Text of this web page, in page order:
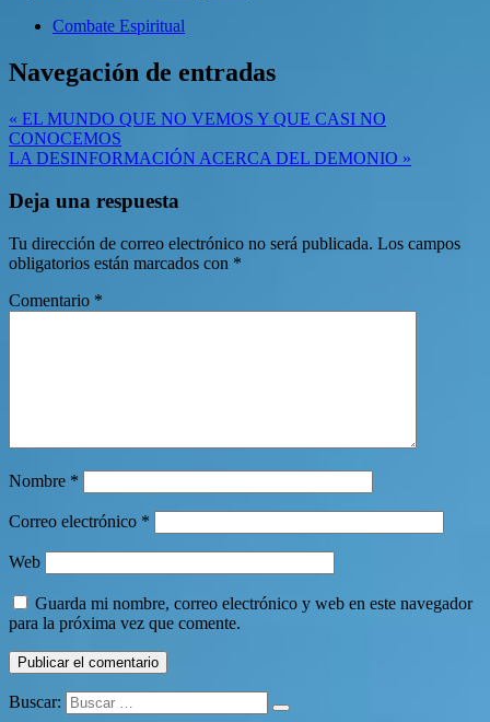
Combate Espiritual
Navegación de entradas
« EL MUNDO QUE NO VEMOS Y QUE CASI NO
CONOCEMOS
LA DESINFORMACIÓN ACERCA DEL DEMONIO »
Deja una respuesta
Tu dirección de correo electrónico no será publicada. Los campos
obligatorios están marcados con *
Comentario *
Nombre *
Correo electrónico *
Web
Guarda mi nombre, correo electrónico y web en este navegador
para la próxima vez que comente.
Buscar: